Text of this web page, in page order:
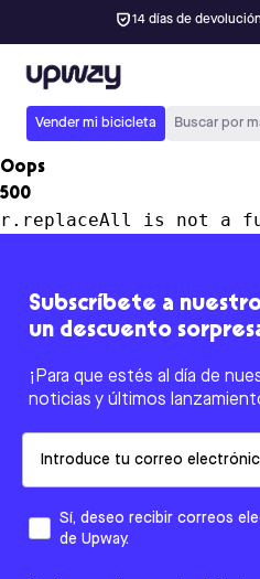
14 días de
Upway
Vender mi bicicleta Buscar por
Oops
500
r.replaceAll is not a
Subscríbete a
un descuento
¡Para que estés al día de
noticias y últimos
Sí, deseo recibir correos
de Upway.